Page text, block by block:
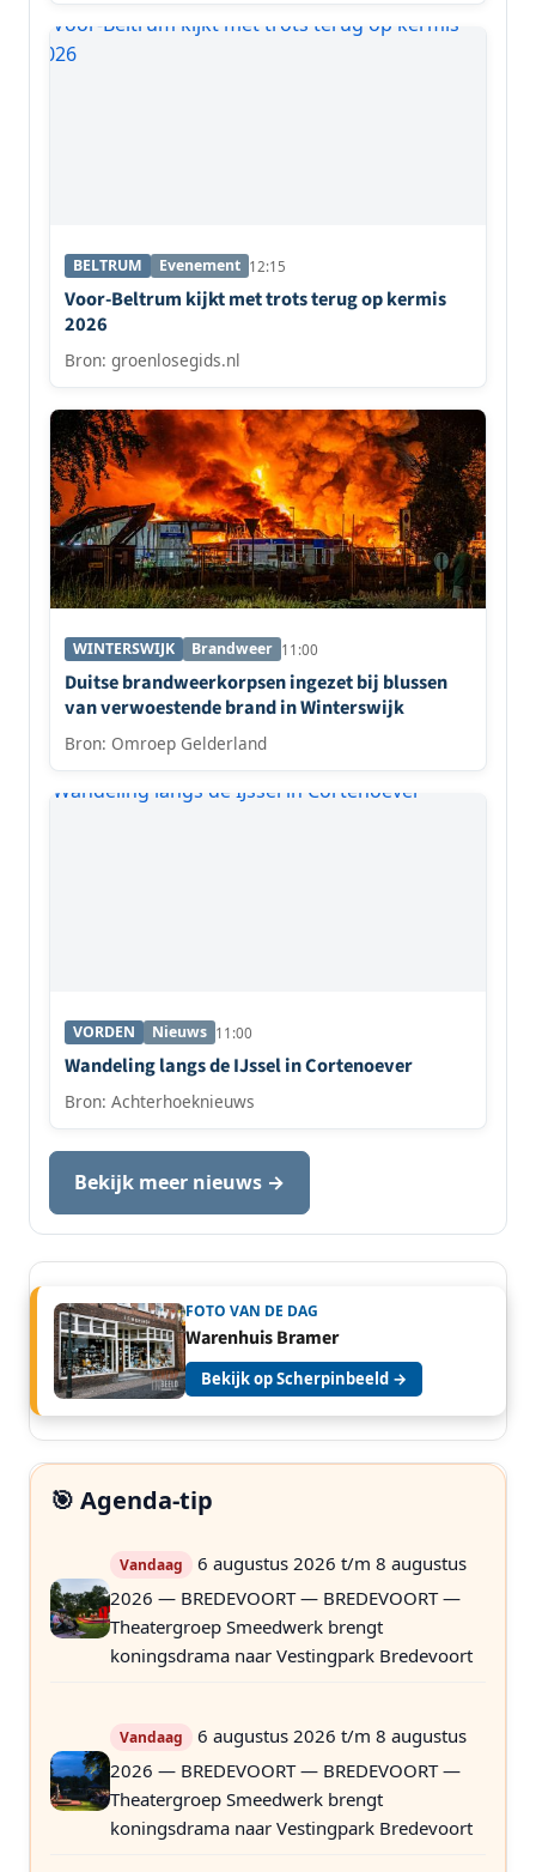
BELTRUM Evenement 12:15
Voor-Beltrum kijkt met trots terug op kermis
2026
Bron: groenlosegids.nl
WINTERSWIJK Brandweer 11:00
Duitse brandweerkorpsen ingezet bij blussen
van verwoestende brand in Winterswijk
Bron: Omroep Gelderland
VORDEN Nieuws 11:00
Wandeling langs de IJssel in Cortenoever
Bron: Achterhoeknieuws
Bekijk meer nieuws →
FOTO VAN DE DAG
Warenhuis Bramer
Bekijk op Scherpinbeeld →
🎯 Agenda-tip
Vandaag
6 augustus 2026 t/m 8 augustus
2026 — BREDEVOORT — BREDEVOORT —
Theatergroep Smeedwerk brengt
koningsdrama naar Vestingpark Bredevoort
Vandaag
6 augustus 2026 t/m 8 augustus
2026 — BREDEVOORT — BREDEVOORT —
Theatergroep Smeedwerk brengt
koningsdrama naar Vestingpark Bredevoort